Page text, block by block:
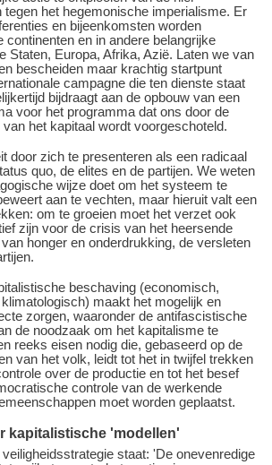
het hegemonische imperialisme. Er
en bijeenkomsten worden
continenten en in andere belangrijke
Staten, Europa, Afrika, Azië. Laten we van
bescheiden maar krachtig startpunt
campagne die ten dienste staat
bijdraagt aan de opbouw van een
voor het programma dat ons door de
het kapitaal wordt voorgeschoteld.
door zich te presenteren als een radicaal
quo, de elites en de partijen. We weten
wijze doet om het systeem te
aan te vechten, maar hieruit valt een
om te groeien moet het verzet ook
zijn voor de crisis van het heersende
honger en onderdrukking, de versleten
beschaving (economisch,
maakt het mogelijk en
zorgen, waaronder de antifascistische
de noodzaak om het kapitalisme te
reeks eisen nodig die, gebaseerd op de
van het volk, leidt tot het in twijfel trekken
over de productie en tot het besef
controle van de werkende
moet worden geplaatst.
kapitalistische 'modellen'
staat: 'De onevenredige